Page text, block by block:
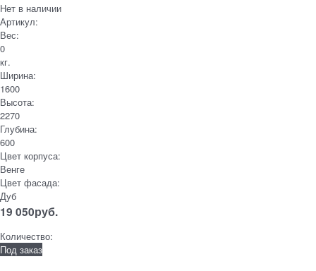
Нет в наличии
Артикул:
Вес:
0
кг.
Ширина:
1600
Высота:
2270
Глубина:
600
Цвет корпуса:
Венге
Цвет фасада:
Дуб
19 050руб.
Количество:
Под заказ